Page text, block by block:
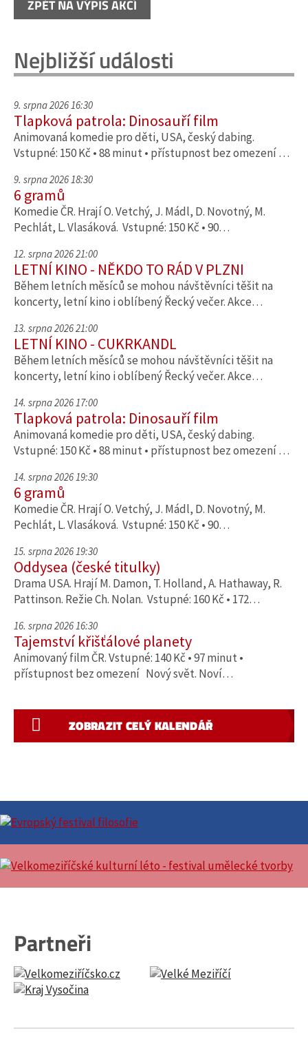
ZPĚT NA VÝPIS AKCÍ
Nejbližší události
9. srpna 2026 16:30
Tlapková patrola: Dinosauří film
Animovaná komedie pro děti, USA, český dabing.
Vstupné: 150 Kč • 88 minut • přístupnost bez omezení …
9. srpna 2026 18:30
6 gramů
Komedie ČR. Hrají O. Vetchý, J. Mádl, D. Novotný, M.
Pechlát, L. Vlasáková. Vstupné: 150 Kč • 90…
12. srpna 2026 21:00
LETNÍ KINO - NĚKDO TO RÁD V PLZNI
Během letních měsíců se mohou návštěvníci těšit na
koncerty, letní kino i oblíbený Řecký večer. Akce…
13. srpna 2026 21:00
LETNÍ KINO - CUKRKANDL
Během letních měsíců se mohou návštěvníci těšit na
koncerty, letní kino i oblíbený Řecký večer. Akce…
14. srpna 2026 17:00
Tlapková patrola: Dinosauří film
Animovaná komedie pro děti, USA, český dabing.
Vstupné: 150 Kč • 88 minut • přístupnost bez omezení …
14. srpna 2026 19:30
6 gramů
Komedie ČR. Hrají O. Vetchý, J. Mádl, D. Novotný, M.
Pechlát, L. Vlasáková. Vstupné: 150 Kč • 90…
15. srpna 2026 19:30
Oddysea (české titulky)
Drama USA. Hrají M. Damon, T. Holland, A. Hathaway, R.
Pattinson. Režie Ch. Nolan. Vstupné: 160 Kč • 172…
16. srpna 2026 16:30
Tajemství křišťálové planety
Animovaný film ČR. Vstupné: 140 Kč • 97 minut •
přístupnost bez omezení Nový svět. Noví…
ZOBRAZIT CELÝ KALENDÁŘ
Partneři